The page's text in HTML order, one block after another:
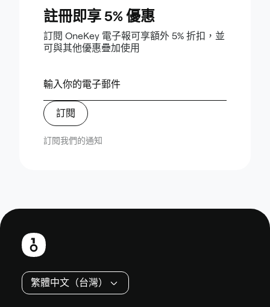
註冊即享 5% 優惠
訂閱 OneKey 電子報可享額外 5% 折扣，並
可與其他優惠疊加使用
訂閱
訂閱我們的通知
頁
繁體中文（台灣）